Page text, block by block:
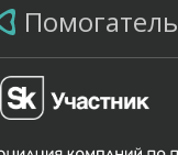
Помогатель